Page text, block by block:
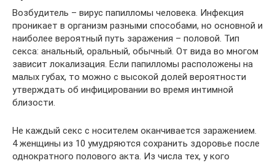
Возбудитель – вирус папилломы человека. Инфекция
проникает в организм разными способами, но основной и
наиболее вероятный путь заражения – половой. Тип
секса: анальный, оральный, обычный. От вида во многом
зависит локализация. Если папилломы расположены на
малых губах, то можно с высокой долей вероятности
утверждать об инфицировании во время интимной
близости.
Не каждый секс с носителем оканчивается заражением.
4 женщины из 10 умудряются сохранить здоровье после
однократного полового акта. Из числа тех, у кого